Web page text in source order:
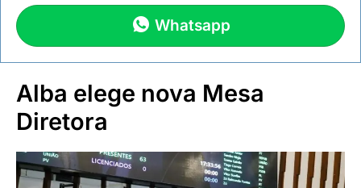
Whatsapp
Alba elege nova Mesa
Diretora